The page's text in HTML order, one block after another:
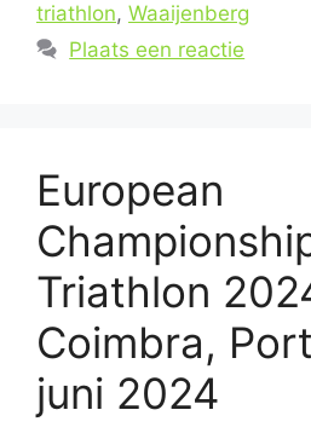
triathlon, Waaijenberg
Plaats een reactie
European
Triathlon
Coimbra,
juni 2024